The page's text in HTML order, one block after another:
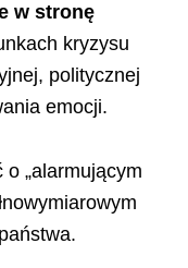
w stronę
kryzysu
politycznej
emocji.
„alarmującym